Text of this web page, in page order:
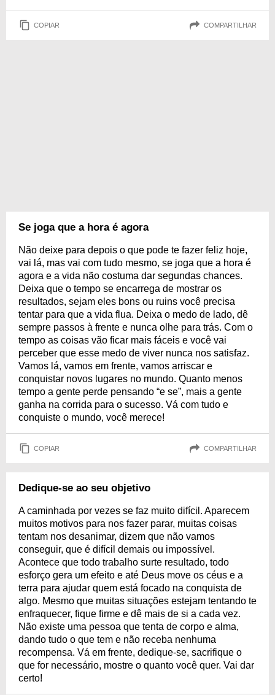
COPIAR COMPARTILHAR
Se joga que a hora é agora
Não deixe para depois o que pode te fazer feliz hoje,
vai lá, mas vai com tudo mesmo, se joga que a hora é
agora e a vida não costuma dar segundas chances.
Deixa que o tempo se encarrega de mostrar os
resultados, sejam eles bons ou ruins você precisa
tentar para que a vida flua. Deixa o medo de lado, dê
sempre passos à frente e nunca olhe para trás. Com o
tempo as coisas vão ficar mais fáceis e você vai
perceber que esse medo de viver nunca nos satisfaz.
Vamos lá, vamos em frente, vamos arriscar e
conquistar novos lugares no mundo. Quanto menos
tempo a gente perde pensando “e se”, mais a gente
ganha na corrida para o sucesso. Vá com tudo e
conquiste o mundo, você merece!
COPIAR COMPARTILHAR
Dedique-se ao seu objetivo
A caminhada por vezes se faz muito difícil. Aparecem
muitos motivos para nos fazer parar, muitas coisas
tentam nos desanimar, dizem que não vamos
conseguir, que é difícil demais ou impossível.
Acontece que todo trabalho surte resultado, todo
esforço gera um efeito e até Deus move os céus e a
terra para ajudar quem está focado na conquista de
algo. Mesmo que muitas situações estejam tentando te
enfraquecer, fique firme e dê mais de si a cada vez.
Não existe uma pessoa que tenta de corpo e alma,
dando tudo o que tem e não receba nenhuma
recompensa. Vá em frente, dedique-se, sacrifique o
que for necessário, mostre o quanto você quer. Vai dar
certo!